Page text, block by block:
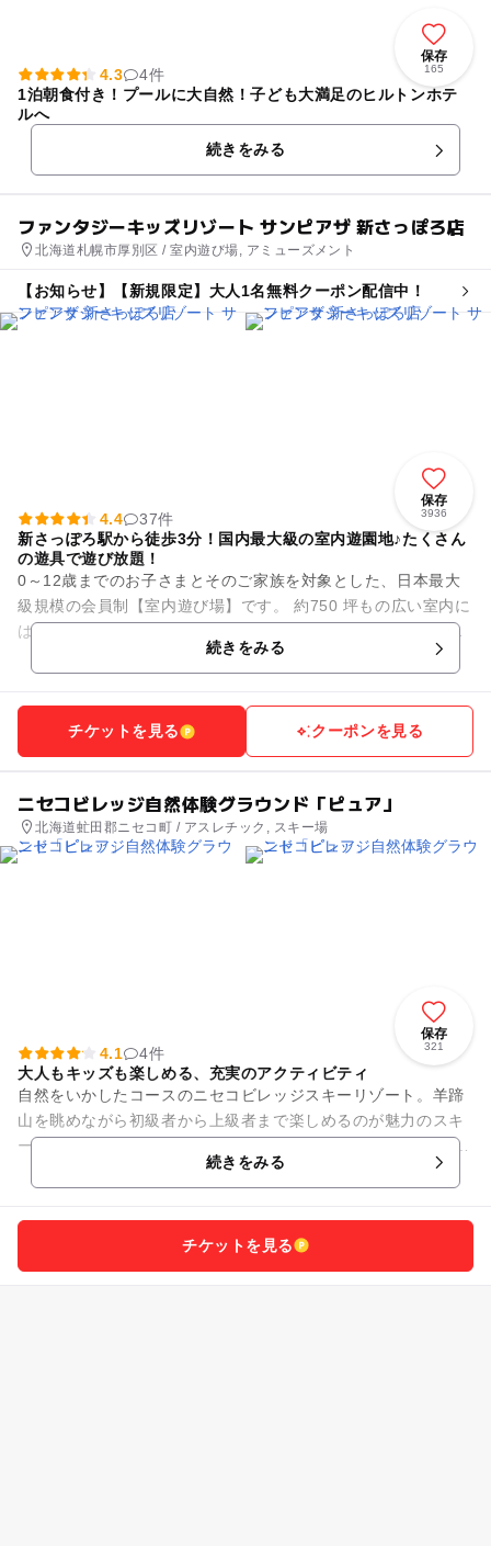
保存
165
4.3
4件
1泊朝食付き！プールに大自然！子ども大満足のヒルトンホテ
ルへ
続きをみる
ファンタジーキッズリゾート サンピアザ 新さっぽろ店
北海道札幌市厚別区 / 室内遊び場, アミューズメント
【お知らせ】【新規限定】大人1名無料クーポン配信中！
保存
3936
4.4
37件
新さっぽろ駅から徒歩3分！国内最大級の室内遊園地♪たくさん
の遊具で遊び放題！
0～12歳までのお子さまとそのご家族を対象とした、日本最大
級規模の会員制【室内遊び場】です。 約750 坪もの広い室内に
は、大人も一緒に遊べる滑り台などのふわふわ遊具や、さまざ
続きをみる
チケットを見る クーポンを見る
ニセコビレッジ自然体験グラウンド「ピュア」
北海道虻田郡ニセコ町 / アスレチック, スキー場
保存
321
4.1
4件
大人もキッズも楽しめる、充実のアクティビティ
自然をいかしたコースのニセコビレッジスキーリゾート。羊蹄
山を眺めながら初級者から上級者まで楽しめるのが魅力のスキ
ー場です。 特にオススメなのが上部のコースで、樹木がいっさ
続きをみる
チケットを見る